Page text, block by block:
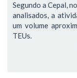
Segundo a Cepal,
analisados, a
um volume
TEUs.